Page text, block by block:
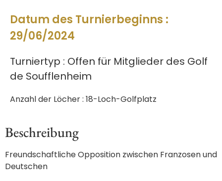
Datum des Turnierbeginns :
29/06/2024
Turniertyp : Offen für Mitglieder des Golf
de Soufflenheim
Anzahl der Löcher : 18-Loch-Golfplatz
Beschreibung
Freundschaftliche Opposition zwischen Franzosen und
Deutschen